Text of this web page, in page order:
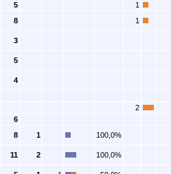
5
1
8 1
3
5
4
2
6
8 1 100,0%
11 2 100,0%